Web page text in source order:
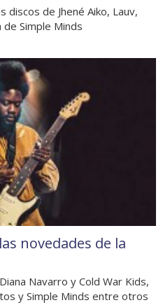
de Jhené Aiko, Lauv,
Simple Minds
novedades de la
Navarro y Cold War Kids,
y Simple Minds entre otros